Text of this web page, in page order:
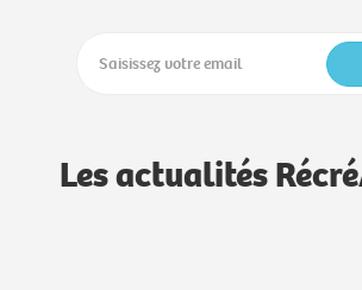
Les actualités